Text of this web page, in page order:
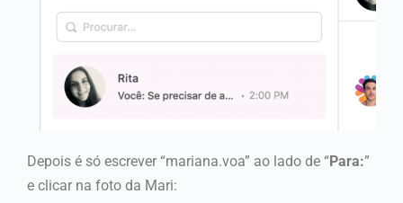
Depois é só escrever “mariana.voa” ao lado de “Para:”
e clicar na foto da Mari: